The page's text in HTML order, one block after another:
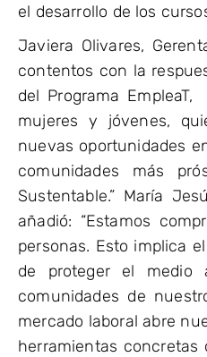
el desarrollo de los
Javiera Olivares,
contentos con la
del Programa
mujeres y jóvenes,
nuevas oportunidades
comunidades más
Sustentable.” María
añadió: “Estamos
personas. Esto implica
de proteger el medio
comunidades de
mercado laboral abre
herramientas